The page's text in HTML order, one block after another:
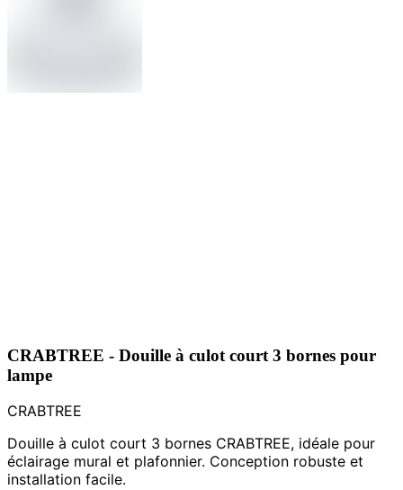
CRABTREE - Douille à culot court 3 bornes pour
lampe
CRABTREE
Douille à culot court 3 bornes CRABTREE, idéale pour
éclairage mural et plafonnier. Conception robuste et
installation facile.